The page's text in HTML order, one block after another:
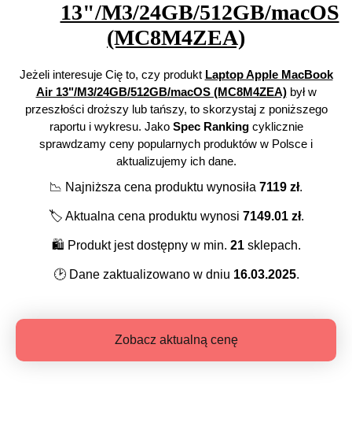
13"/M3/24GB/512GB/macOS
(MC8M4ZEA)
Jeżeli interesuje Cię to, czy produkt Laptop Apple MacBook
Air 13"/M3/24GB/512GB/macOS (MC8M4ZEA)był w
przeszłości droższy lub tańszy, to skorzystaj z poniższego
raportu i wykresu. Jako Spec Rankingcyklicznie
sprawdzamy ceny popularnych produktów w Polsce i
aktualizujemy ich dane.
📉 Najniższa cena produktu wynosiła 7119 zł.
🏷️ Aktualna cena produktu wynosi 7149.01zł.
🛍️ Produkt jest dostępny w min. 21sklepach.
🕑Dane zaktualizowano w dniu 16.03.2025.
Zobacz aktualną cenę